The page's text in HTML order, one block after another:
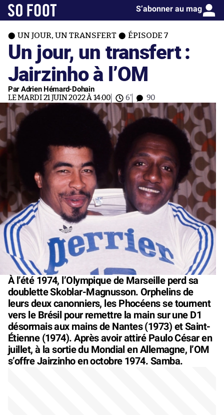
S’abonner au mag
UN JOUR, UN TRANSFERT ÉPISODE 7
Un jour, un transfert :
Jairzinho à l’OM
Par Adrien Hémard-Dohain
LE MARDI 21 JUIN 2022 À 14:00 6' 90
À l’été 1974, l’Olympique de Marseille perd sa
doublette Skoblar-Magnusson. Orphelins de
leurs deux canonniers, les Phocéens se tournent
vers le Brésil pour remettre la main sur une D1
désormais aux mains de Nantes (1973) et Saint-
Étienne (1974). Après avoir attiré Paulo César en
juillet, à la sortie du Mondial en Allemagne, l’OM
s’offre Jairzinho en octobre 1974. Samba.